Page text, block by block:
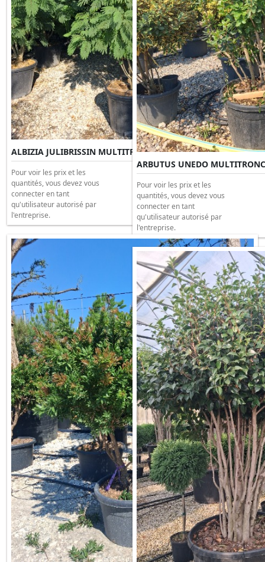
ALBIZIA JULIBRISSIN MULTITRONC Clt 80 H.200/250
Pour voir les prix et les
quantités, vous devez vous
connecter en tant
qu'utilisateur autorisé par
l'entreprise.
ARBUTUS UNEDO
Pour voir les prix et les
quantités, vous devez vous
connecter en tant
qu'utilisateur autorisé par
l'entreprise.